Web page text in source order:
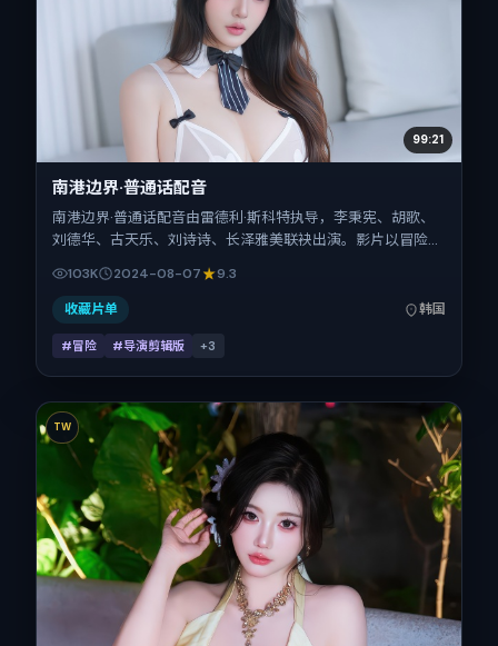
99:21
南港边界·普通话配音
南港边界·普通话配音由雷德利·斯科特执导，李秉宪、胡歌、
刘德华、古天乐、刘诗诗、长泽雅美联袂出演。影片以冒险为
人物抉择与反转。2024年8月7日于韩国首映（暑期档），片
长110分钟，适合喜欢强情节与细腻表演的观众。
103K 2024-08-07 9.3
收藏片单 韩国
#冒险 #导演剪辑版 +3
TW